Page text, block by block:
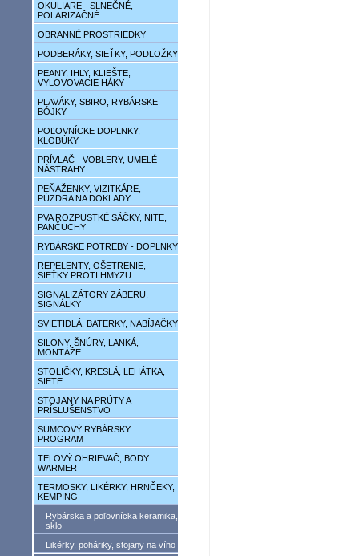
OKULIARE - SLNEČNÉ,
POLARIZAČNÉ
OBRANNÉ PROSTRIEDKY
PODBERÁKY, SIEŤKY, PODLOŽKY
PEANY, IHLY, KLIEŠTE,
VYLOVOVACIE HÁKY
PLAVÁKY, SBIRO, RYBÁRSKE
BÓJKY
POĽOVNÍCKE DOPLNKY,
KLOBÚKY
PRÍVLAČ - VOBLERY, UMELÉ
NÁSTRAHY
PEŇAŽENKY, VIZITKÁRE,
PÚZDRA NA DOKLADY
PVA ROZPUSTKÉ SÁČKY, NITE,
PANČUCHY
RYBÁRSKE POTREBY - DOPLNKY
REPELENTY, OŠETRENIE,
SIEŤKY PROTI HMYZU
SIGNALIZÁTORY ZÁBERU,
SIGNÁLKY
SVIETIDLÁ, BATERKY, NABÍJAČKY
SILONY, ŠNÚRY, LANKÁ,
MONTÁŽE
STOLIČKY, KRESLÁ, LEHÁTKA,
SIETE
STOJANY NA PRÚTY A
PRÍSLUŠENSTVO
SUMCOVÝ RYBÁRSKY
PROGRAM
TELOVÝ OHRIEVAČ, BODY
WARMER
TERMOSKY, LIKÉRKY, HRNČEKY,
KEMPING
Rybárska a poľovnícka keramika,
sklo
Likérky, poháriky, stojany na víno